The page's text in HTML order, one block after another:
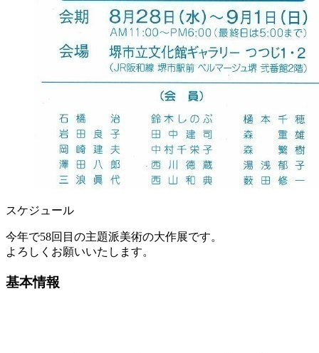
スケジュール
今年で58回目の主題派美術の大作展です。
よろしくお願いいたします。
基本情報